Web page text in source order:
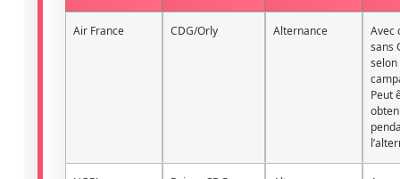
Air France CDG/Orly Alternance
Avec
sans
selon
Peut